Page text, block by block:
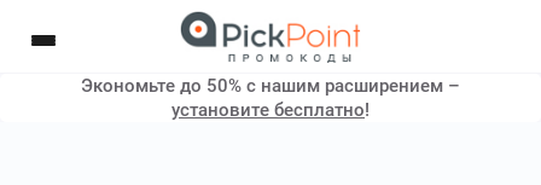
Экономьте до 50% с нашим расширением –
установите бесплатно!